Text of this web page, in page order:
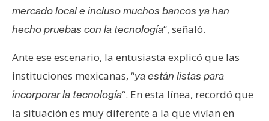
mercado local e incluso muchos bancos ya han
hecho pruebas con la tecnología“, señaló.
Ante ese escenario, la entusiasta explicó que las
instituciones mexicanas, “ya están listas para
incorporar la tecnología“. En esta línea, recordó que
la situación es muy diferente a la que vivían en